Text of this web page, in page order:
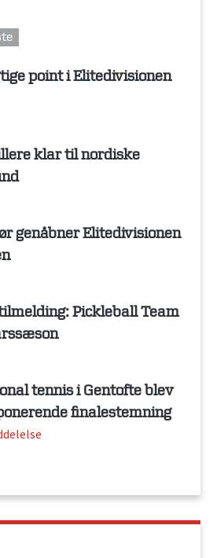
point i Elitedivisionen
klar til nordiske
genåbner Elitedivisionen
Pickleball Team
tennis i Gentofte blev
finalestemning